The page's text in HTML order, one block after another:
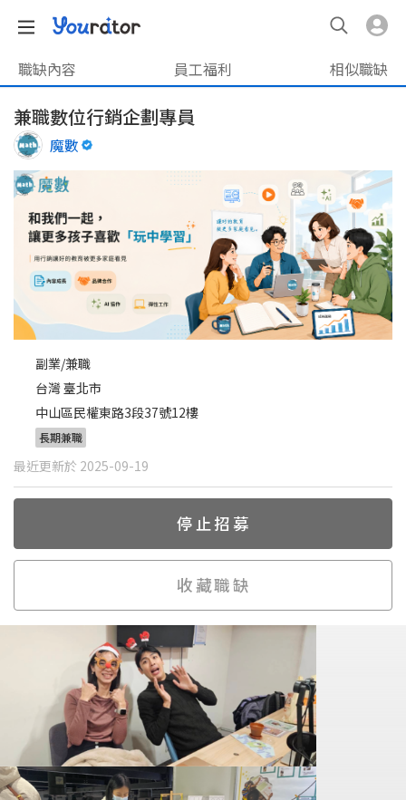
職缺內容 員工福利 相似職缺
兼職數位行銷企劃專員
魔數
副業/兼職
台灣 臺北市
中山區民權東路3段37號12樓
長期兼職
最近更新於 2025-09-19
停止招募
收藏職缺